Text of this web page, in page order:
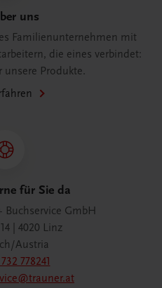
uns
Familienunternehmen mit
die eines verbindet:
unsere Produkte.
für Sie da
Buchservice GmbH
| 4020 Linz
Austria
778241